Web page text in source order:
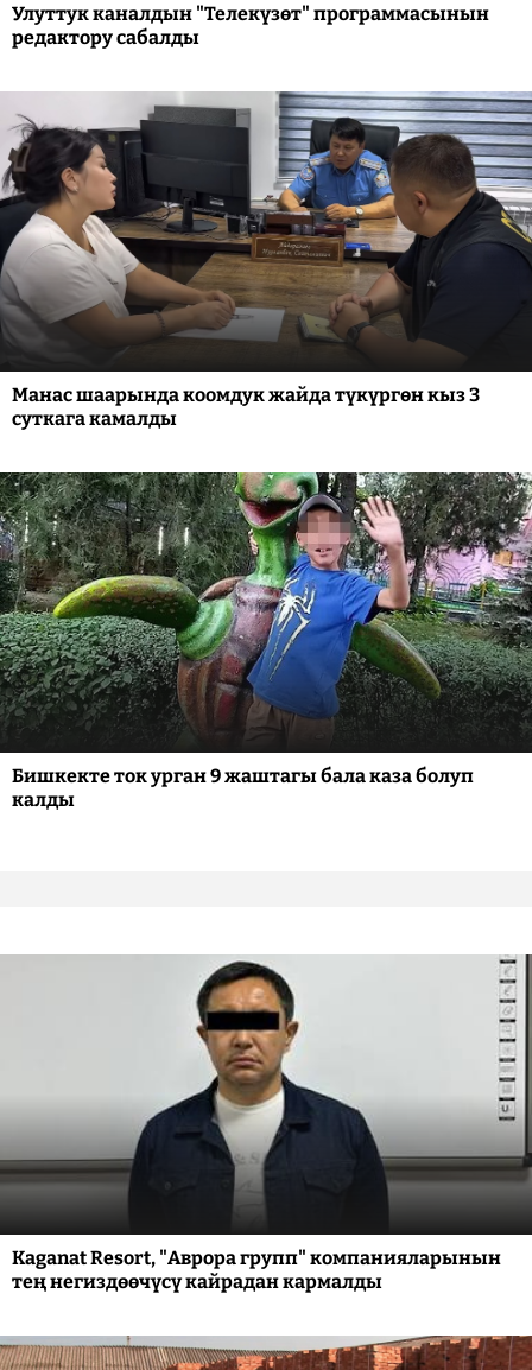
Улуттук каналдын "Телекүзөт" программасынын
редактору сабалды
Манас шаарында коомдук жайда түкүргөн кыз 3
суткага камалды
Бишкекте ток урган 9 жаштагы бала каза болуп
калды
Kaganat Resort, "Аврора групп" компанияларынын
тең негиздөөчүсү кайрадан кармалды